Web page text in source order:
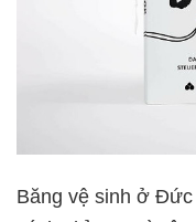
Băng vệ sinh ở Đức